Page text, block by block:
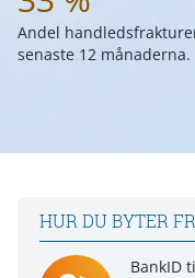
Andel
senaste 12 månaderna.
HUR DU BYTER
BankID